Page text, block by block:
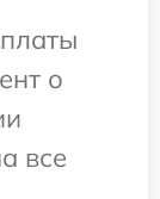
о
все